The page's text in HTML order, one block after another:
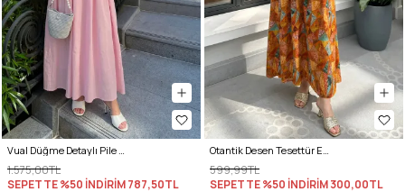
Vual Düğme Detaylı Pile Elbise 5007 - PEMBE
1.575,00TL
SEPETTE %50 İNDİRİM787,50TL
Otantik Desen Tesettür Elbise 2328 - KİREMİT
599,99TL
SEPETTE %50 İNDİRİM300,00TL